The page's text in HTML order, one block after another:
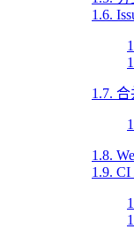
1.6.
1.7. 合
1.8.
1.9. CI